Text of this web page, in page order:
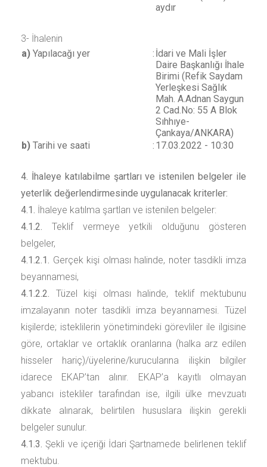
aydır
3- İhalenin
a) Yapılacağı yer : İdari ve Mali İşler
Daire Başkanlığı İhale
Birimi (Refik Saydam
Yerleşkesi Sağlık
Mah. A.Adnan Saygun
2 Cad.No: 55 A Blok
Sıhhıye-
Çankaya/ANKARA)
b) Tarihi ve saati : 17.03.2022 - 10:30
4. İhaleye katılabilme şartları ve istenilen belgeler ile
yeterlik değerlendirmesinde uygulanacak kriterler:
4.1. İhaleye katılma şartları ve istenilen belgeler:
4.1.2. Teklif vermeye yetkili olduğunu gösteren
belgeler,
4.1.2.1. Gerçek kişi olması halinde, noter tasdikli imza
beyannamesi,
4.1.2.2. Tüzel kişi olması halinde, teklif mektubunu
imzalayanın noter tasdikli imza beyannamesi. Tüzel
kişilerde; isteklilerin yönetimindeki görevliler ile ilgisine
göre, ortaklar ve ortaklık oranlarına (halka arz edilen
hisseler hariç)/üyelerine/kurucularına ilişkin bilgiler
idarece EKAP’tan alınır. EKAP’a kayıtlı olmayan
yabancı istekliler tarafından ise, ilgili ülke mevzuatı
dikkate alınarak, belirtilen hususlara ilişkin gerekli
belgeler sunulur.
4.1.3. Şekli ve içeriği İdari Şartnamede belirlenen teklif
mektubu.